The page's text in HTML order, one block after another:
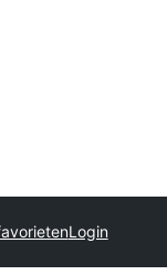
Login